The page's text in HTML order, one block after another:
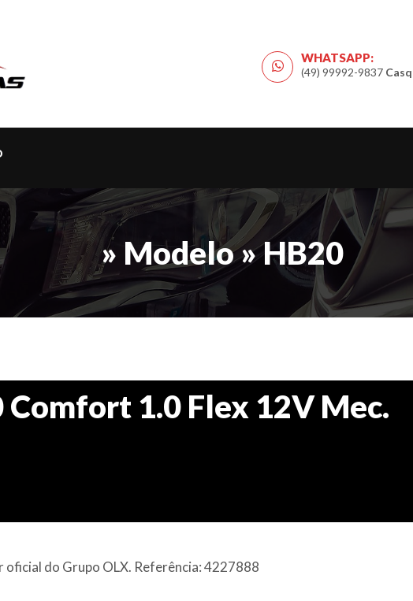
WHATSAPP:
(49) 99992-9837
» Modelo » HB20
1.0 Flex 12V Mec.
do Grupo OLX. Referência: 4227888